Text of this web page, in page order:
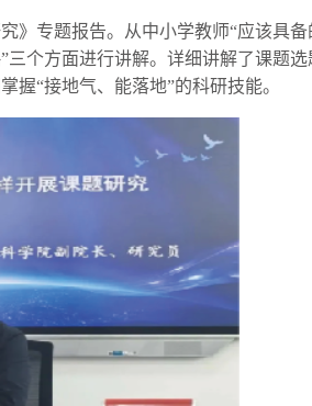
》专题报告。从中小学教师“应该具
个方面进行讲解。详细讲解了课题选
握“接地气、能落地”的科研技能。